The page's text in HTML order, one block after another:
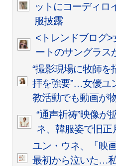
ットにコーディロ
服披露
<トレンドブログ
ートのサングラス
“撮影現場に牧師
拝を強要”…女優ユ
教活動でも動画が
“通声祈祷”映像が
ネ、韓服姿で旧正
ユン・ウネ、「映
最初から泣いた…